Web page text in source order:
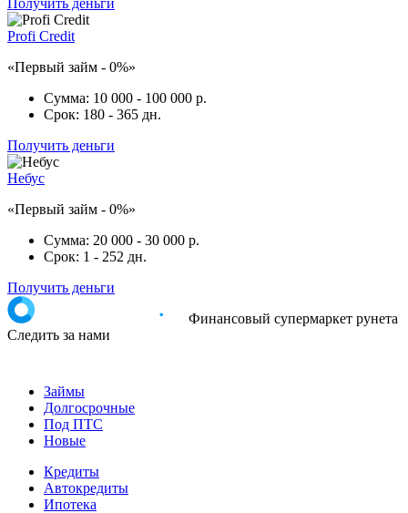
Profi Credit
«Первый займ - 0%»
Сумма: 10 000 - 100 000 р.
Срок: 180 - 365 дн.
Получить деньги
Небус
«Первый займ - 0%»
Сумма: 20 000 - 30 000 р.
Срок: 1 - 252 дн.
Получить деньги
Финансовый супермаркет рунета
Следить за нами
Займы
Долгосрочные
Под ПТС
Новые
Кредиты
Автокредиты
Ипотека